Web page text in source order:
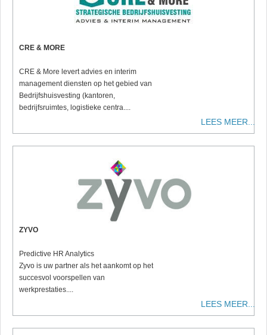
CRE & MORE
CRE & More levert advies en interim
management diensten op het gebied van
Bedrijfshuisvesting (kantoren,
bedrijfsruimtes, logistieke centra....
LEES MEER...
ZYVO
Predictive HR Analytics
Zyvo is uw partner als het aankomt op het
succesvol voorspellen van
werkprestaties....
LEES MEER...